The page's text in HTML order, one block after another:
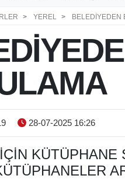
YEREL BELEDİYEDEN
28-07-2025 16:26
KÜTÜPHANE